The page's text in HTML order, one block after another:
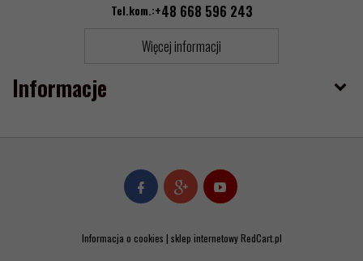
Informacje
Tel.kom.:+48 668 596 243
Więcej informacji
Informacja o cookies | sklep internetowyRedCart.pl